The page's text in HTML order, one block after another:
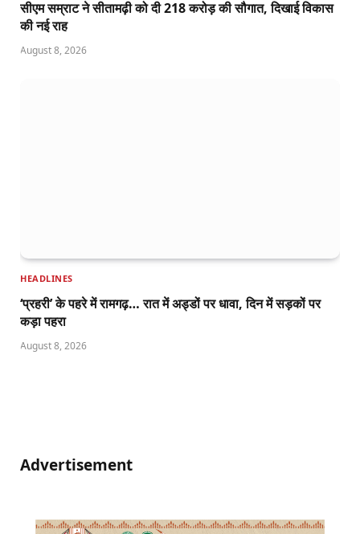
सीएम सम्राट ने सीतामढ़ी को दी 218 करोड़ की सौगात, दिखाई विकास
की नई राह
August 8, 2026
HEADLINES
‘प्रहरी’ के पहरे में रामगढ़… रात में अड्डों पर धावा, दिन में सड़कों पर
कड़ा पहरा
August 8, 2026
Advertisement